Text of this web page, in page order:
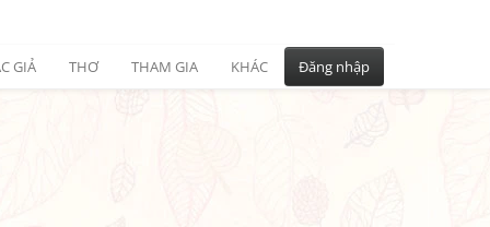
GIẢ THƠ THAM GIA KHÁC Đăng nhập